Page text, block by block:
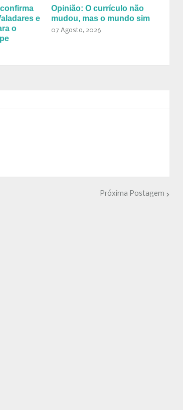
e
o
Opinião: O currículo não
mudou, mas o mundo sim
07 Agosto, 2026
Próxima Postagem